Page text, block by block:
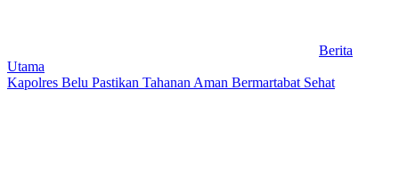
Berita
Utama
Kapolres Belu Pastikan Tahanan Aman Bermartabat Sehat